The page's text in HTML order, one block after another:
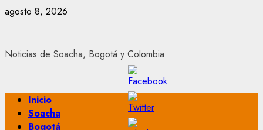
Saltar
agosto 8, 2026
Noticias de Soacha, Bogotá y Colombia
Menú
principal
Inicio
Soacha
Bogotá